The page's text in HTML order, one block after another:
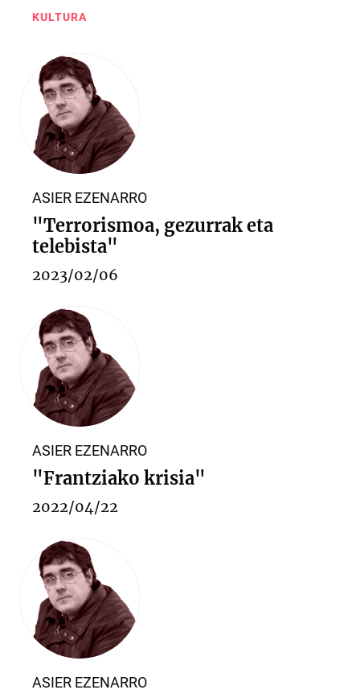
KULTURA
ASIER EZENARRO
"Terrorismoa, gezurrak eta
telebista"
2023/02/06
ASIER EZENARRO
"Frantziako krisia"
2022/04/22
ASIER EZENARRO